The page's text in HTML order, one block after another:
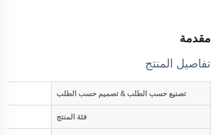
مقدمة
تفاصيل المنتج
تصنيع حسب الطلب & تصميم حسب الطلب
فئة المنتج